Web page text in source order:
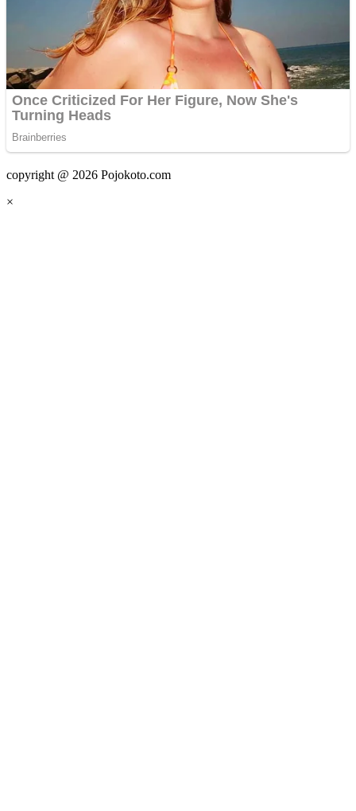
copyright @ 2026 Pojokoto.com
×